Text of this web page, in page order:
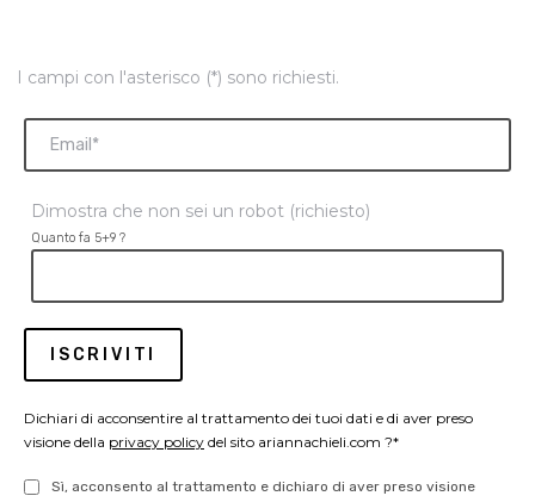
I campi con l'asterisco (*) sono richiesti.
Dimostra che non sei un robot (richiesto)
Quanto fa 5+9 ?
Dichiari di acconsentire al trattamento dei tuoi dati e di aver preso
visione della privacy policy del sito ariannachieli.com ?*
Sì, acconsento al trattamento e dichiaro di aver preso visione